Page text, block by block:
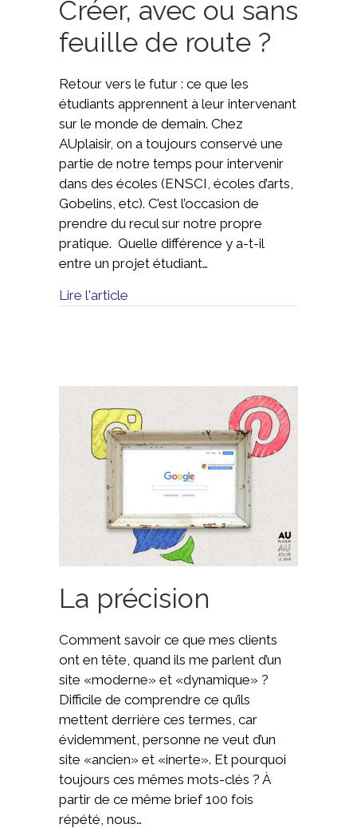
Créer, avec ou sans
feuille de route ?
Retour vers le futur : ce que les
étudiants apprennent à leur intervenant
sur le monde de demain. Chez
AUplaisir, on a toujours conservé une
partie de notre temps pour intervenir
dans des écoles (ENSCI, écoles d’arts,
Gobelins, etc). C’est l’occasion de
prendre du recul sur notre propre
pratique. Quelle différence y a-t-il
entre un projet étudiant…
Lire l'article
La précision
Comment savoir ce que mes clients
ont en tête, quand ils me parlent d’un
site «moderne» et «dynamique» ?
Difficile de comprendre ce qu’ils
mettent derrière ces termes, car
évidemment, personne ne veut d’un
site «ancien» et «inerte». Et pourquoi
toujours ces mêmes mots-clés ? À
partir de ce même brief 100 fois
répété, nous…